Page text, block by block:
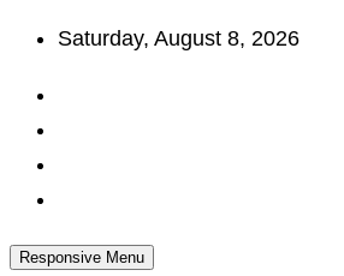
Skip
content
Saturday, August 8, 2026
Responsive Menu